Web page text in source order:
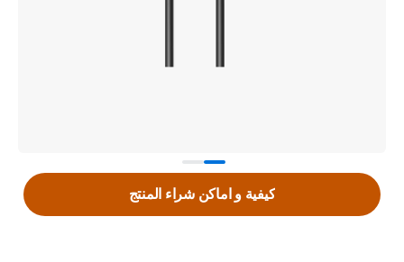
كيفية و اماكن شراء المنتج